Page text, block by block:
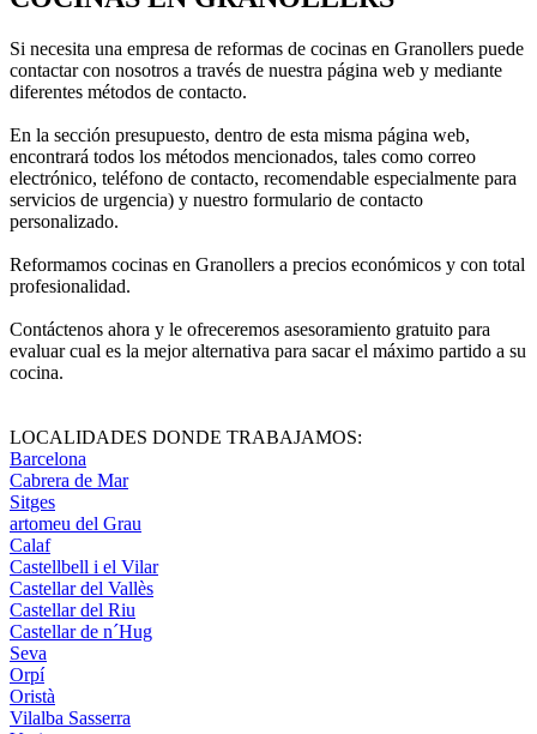
Si necesita una empresa de reformas de cocinas en Granollers puede
contactar con nosotros a través de nuestra página web y mediante
diferentes métodos de contacto.
En la sección presupuesto, dentro de esta misma página web,
encontrará todos los métodos mencionados, tales como correo
electrónico, teléfono de contacto, recomendable especialmente para
servicios de urgencia) y nuestro formulario de contacto
personalizado.
Reformamos cocinas en Granollers a precios económicos y con total
profesionalidad.
Contáctenos ahora y le ofreceremos asesoramiento gratuito para
evaluar cual es la mejor alternativa para sacar el máximo partido a su
cocina.
LOCALIDADES DONDE TRABAJAMOS:
Barcelona
Cabrera de Mar
Sitges
artomeu del Grau
Calaf
Castellbell i el Vilar
Castellar del Vallès
Castellar del Riu
Castellar de n´Hug
Seva
Orpí
Oristà
Vilalba Sasserra